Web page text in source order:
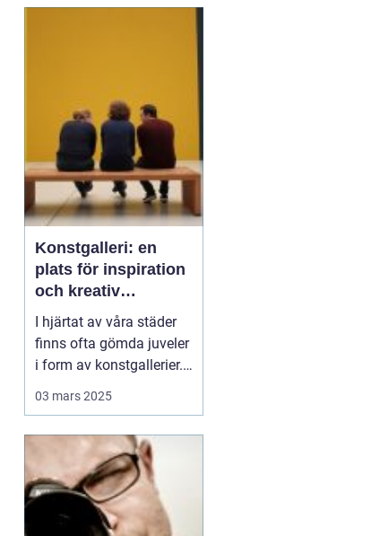
Konstgalleri: en
plats för inspiration
och kreativ
upplevelse
I hjärtat av våra städer
finns ofta gömda juveler
i form av konstgallerier.
utan kulturella nav där
kreativitet frodas och
tankeväckande
dialoger...
03 mars 2025